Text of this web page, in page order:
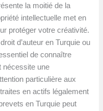
la moitié de la
intellectuelle met en
protéger votre créativité.
d’auteur en Turquie ou
de connaître
nécessite une
particulière aux
en actifs légalement
en Turquie peut